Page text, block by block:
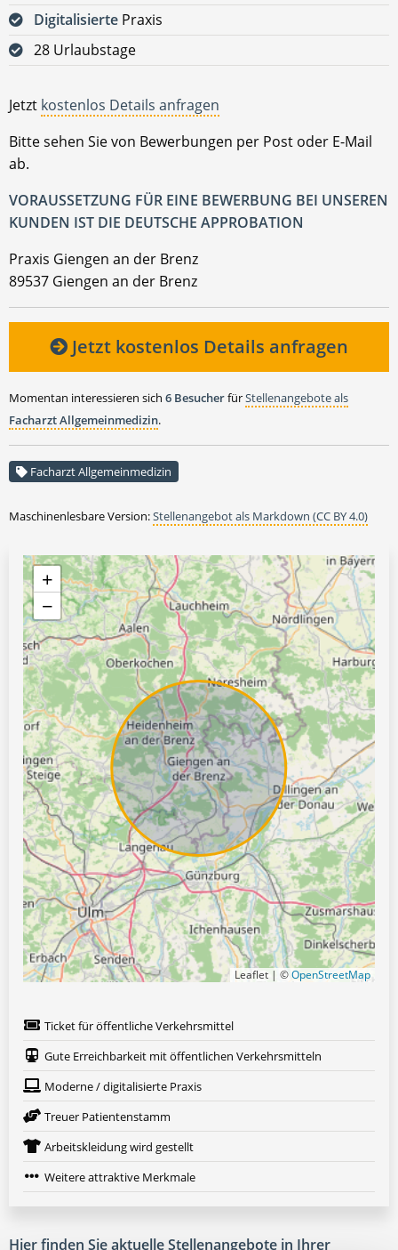
Digitalisierte Praxis
28 Urlaubstage
Jetzt kostenlos Details anfragen
Bitte sehen Sie von Bewerbungen per Post oder E-Mail
ab.
VORAUSSETZUNG FÜR EINE BEWERBUNG BEI UNSEREN
KUNDEN IST DIE DEUTSCHE APPROBATION
Praxis Giengen an der Brenz
89537 Giengen an der Brenz
Jetzt kostenlos Details anfragen
Momentan interessieren sich 6 BesucherfürStellenangebote als
Facharzt Allgemeinmedizin.
Facharzt Allgemeinmedizin
Maschinenlesbare Version:Stellenangebot als Markdown (CC BY 4.0)
+
−
Leaflet | ©OpenStreetMap
Ticket für öffentliche Verkehrsmittel
Gute Erreichbarkeit mit öffentlichen Verkehrsmitteln
Moderne / digitalisierte Praxis
Treuer Patientenstamm
Arbeitskleidung wird gestellt
Weitere attraktive Merkmale
Hier finden Sie aktuelle Stellenangebote in Ihrer